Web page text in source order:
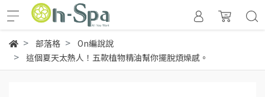
部落格
On編說說
這個夏天太熱人！五款植物精油幫你擺脫煩燥感。